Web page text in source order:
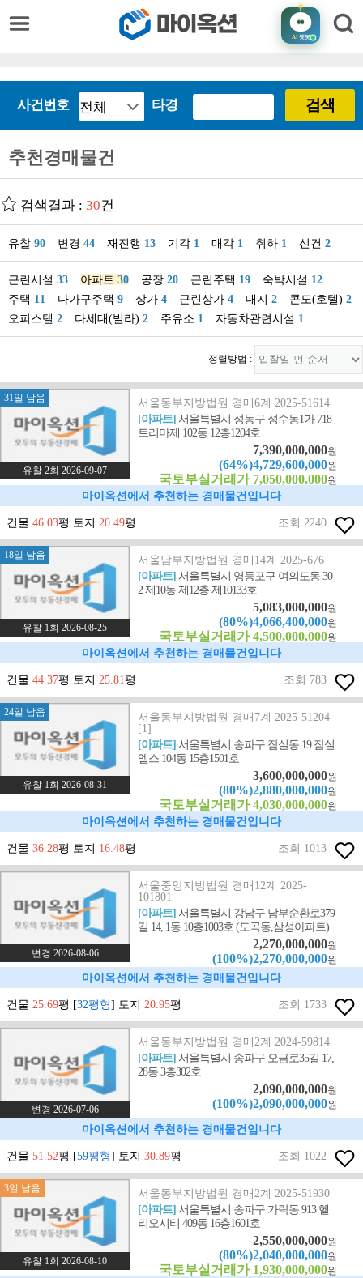
AI챗봇
사건번호 타경 검색
추천경매물건
검색결과 : 30건
유찰 90 변경 44 재진행 13 기각 1 매각 1 취하 1 신건 2
근린시설 33 아파트 30 공장 20 근린주택 19 숙박시설 12
주택 11 다가구주택 9 상가 4 근린상가 4 대지 2 콘도(호텔) 2
오피스텔 2 다세대(빌라) 2 주유소 1 자동차관련시설 1
정렬방법 :
31일 남음
유찰 2회 2026-09-07
서울동부지방법원 경매6계 2025-51614
[아파트]서울특별시 성동구 성수동1가 718
트리마제 102동 12층1204호
7,390,000,000원
(64%)4,729,600,000원
국토부실거래가 7,050,000,000원
마이옥션에서 추천하는 경매물건입니다
건물 46.03평 토지 20.49평 조회 2240
18일 남음
유찰 1회 2026-08-25
서울남부지방법원 경매14계 2025-676
[아파트]서울특별시 영등포구 여의도동 30-
2 제10동 제12층 제10133호
5,083,000,000원
(80%)4,066,400,000원
국토부실거래가 4,500,000,000원
마이옥션에서 추천하는 경매물건입니다
건물 44.37평 토지 25.81평 조회 783
24일 남음
유찰 1회 2026-08-31
서울동부지방법원 경매7계 2025-51204
[1]
[아파트]서울특별시 송파구 잠실동 19 잠실
엘스 104동 15층1501호
3,600,000,000원
(80%)2,880,000,000원
국토부실거래가 4,030,000,000원
마이옥션에서 추천하는 경매물건입니다
건물 36.28평 토지 16.48평 조회 1013
변경 2026-08-06
서울중앙지방법원 경매12계 2025-
101801
[아파트]서울특별시 강남구 남부순환로379
길 14, 1동 10층1003호 (도곡동,삼성아파트)
2,270,000,000원
(100%)2,270,000,000원
마이옥션에서 추천하는 경매물건입니다
건물 25.69평 [32평형] 토지 20.95평 조회 1733
변경 2026-07-06
서울동부지방법원 경매2계 2024-59814
[아파트]서울특별시 송파구 오금로35길 17,
28동 3층302호
2,090,000,000원
(100%)2,090,000,000원
마이옥션에서 추천하는 경매물건입니다
건물 51.52평 [59평형] 토지 30.89평 조회 1022
3일 남음
유찰 1회 2026-08-10
서울동부지방법원 경매2계 2025-51930
[아파트]서울특별시 송파구 가락동 913 헬
리오시티 409동 16층1601호
2,550,000,000원
(80%)2,040,000,000원
국토부실거래가 1,930,000,000원